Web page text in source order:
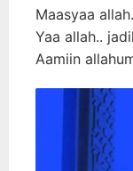
Maasyaa
Yaa allah..
Aamiin